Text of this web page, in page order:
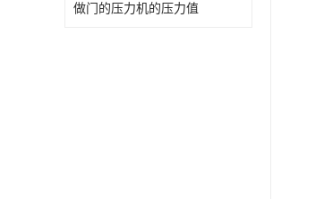
做门的压力机的压力值